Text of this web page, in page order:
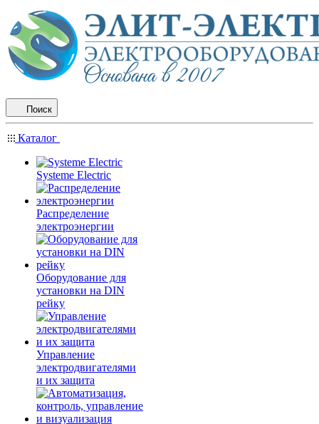
Поиск
Каталог
Systeme Electric
Распределение
электроэнергии
Оборудование для
установки на DIN
рейку
Управление
электродвигателями
и их защита